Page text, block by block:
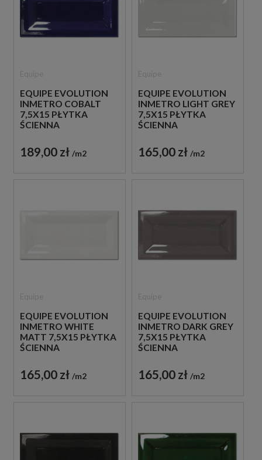
EQUIPE EVOLUTION
INMETRO COBALT
7,5X15 PŁYTKA
ŚCIENNA
189,00 zł m2
EQUIPE EVOLUTION
INMETRO LIGHT GREY
7,5X15 PŁYTKA
ŚCIENNA
165,00 zł m2
EQUIPE EVOLUTION
INMETRO WHITE
MATT 7,5X15 PŁYTKA
ŚCIENNA
165,00 zł m2
EQUIPE EVOLUTION
INMETRO DARK GREY
7,5X15 PŁYTKA
ŚCIENNA
165,00 zł m2